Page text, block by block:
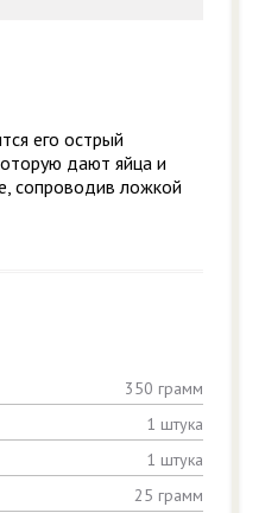
его острый
дают яйца и
сопроводив ложкой
350 грамм
1 штука
1 штука
25 грамм